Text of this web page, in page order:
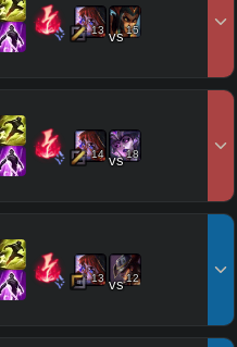
13 vs15
14 vs18
13 vs12